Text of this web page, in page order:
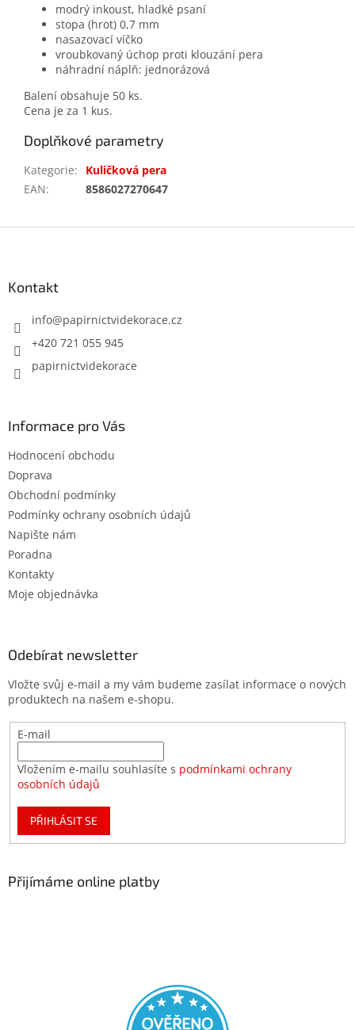
modrý inkoust, hladké psaní
stopa (hrot) 0,7 mm
nasazovací víčko
vroubkovaný úchop proti klouzání pera
náhradní náplň: jednorázová
Balení obsahuje 50 ks.
Cena je za 1 kus.
Doplňkové parametry
Kategorie:
Kuličková pera
EAN: 8586027270647
Kontakt
info@papirnictvidekorace.cz
+420 721 055 945
papirnictvidekorace
Informace pro Vás
Hodnocení obchodu
Doprava
Obchodní podmínky
Podmínky ochrany osobních údajů
Napište nám
Poradna
Kontakty
Moje objednávka
Odebírat newsletter
Vložte svůj e-mail a my vám budeme zasílat informace o nových
produktech na našem e-shopu.
E-mail
Vložením e-mailu souhlasíte s podmínkami ochrany
osobních údajů
PŘIHLÁSIT SE
Přijímáme online platby